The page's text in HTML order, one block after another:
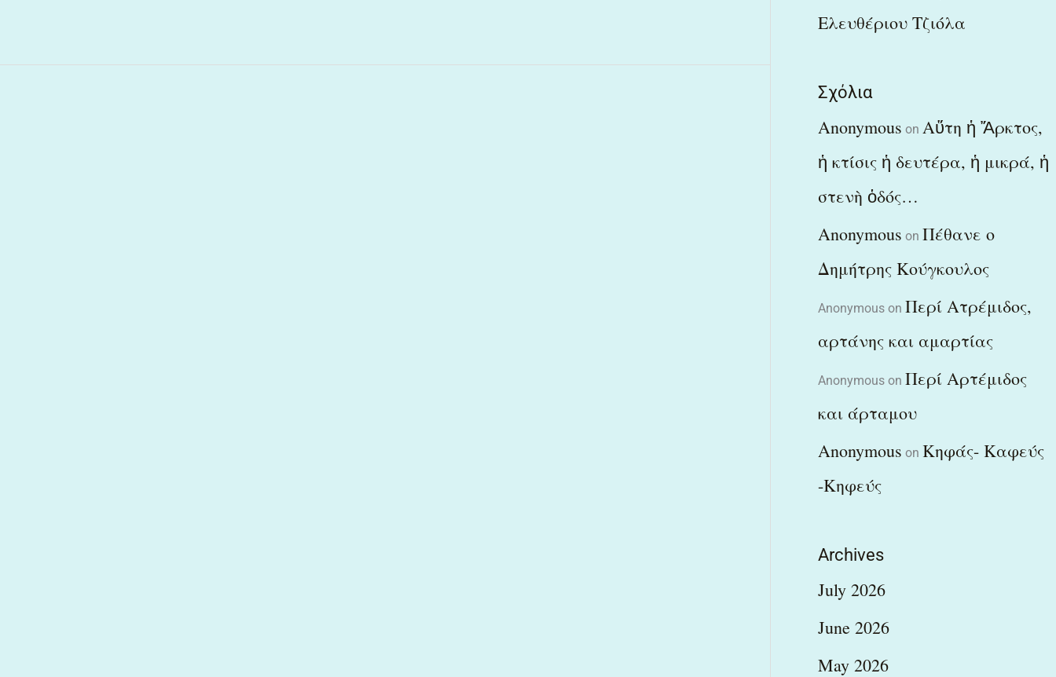
Ελευθέριου Τζιόλα
Σχόλια
Anonymous on Αὕτη ἡ Ἄρκτος,
ἡ κτίσις ἡ δευτέρα, ἡ μικρά, ἡ
στενὴ ὁδός…
Anonymous on Πέθανε ο
Δημήτρης Κούγκουλος
Anonymous on Περί Ατρέμιδος,
αρτάνης και αμαρτίας
Anonymous on Περί Αρτέμιδος
και άρταμου
Anonymous on Κηφάς- Καφεύς
-Κηφεύς
Archives
July 2026
June 2026
May 2026